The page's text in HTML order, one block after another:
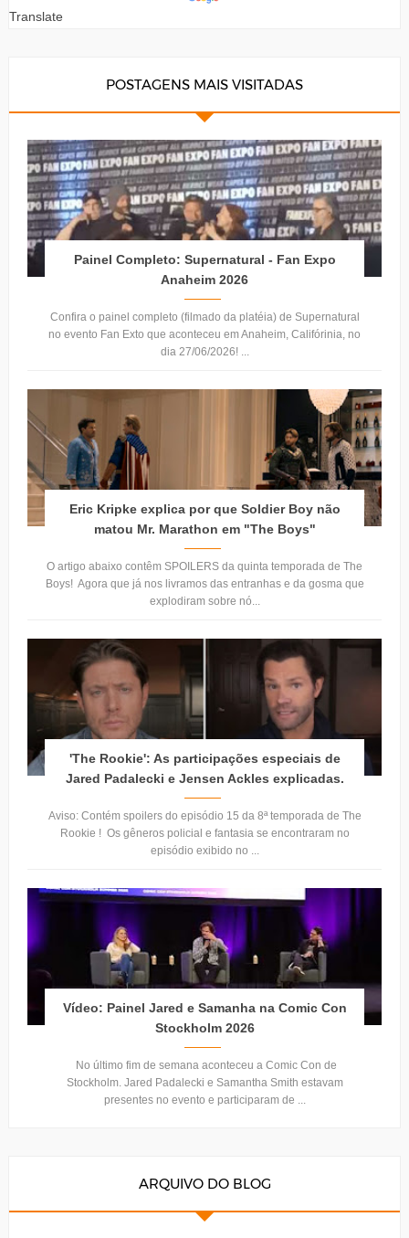
Translate
POSTAGENS MAIS VISITADAS
Painel Completo: Supernatural - Fan Expo
Anaheim 2026
Confira o painel completo (filmado da platéia) de Supernatural
no evento Fan Exto que aconteceu em Anaheim, Califórinia, no
dia 27/06/2026! ...
Eric Kripke explica por que Soldier Boy não
matou Mr. Marathon em "The Boys"
O artigo abaixo contêm SPOILERS da quinta temporada de The
Boys! Agora que já nos livramos das entranhas e da gosma que
explodiram sobre nó...
'The Rookie': As participações especiais de
Jared Padalecki e Jensen Ackles explicadas.
Aviso: Contém spoilers do episódio 15 da 8ª temporada de The
Rookie ! Os gêneros policial e fantasia se encontraram no
episódio exibido no ...
Vídeo: Painel Jared e Samanha na Comic Con
Stockholm 2026
No último fim de semana aconteceu a Comic Con de
Stockholm. Jared Padalecki e Samantha Smith estavam
presentes no evento e participaram de ...
ARQUIVO DO BLOG